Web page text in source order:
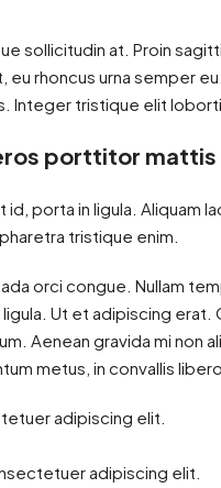
sollicitudin at. Proin
rhoncus urna semper
Integer tristique elit
porttitor mattis
porta in ligula. Aliquam
tristique enim.
orci congue. Nullam
Ut et adipiscing
Aenean gravida mi non
metus, in convallis
adipiscing elit.
adipiscing elit.